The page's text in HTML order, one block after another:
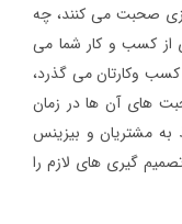
صحبت می کنند، چه
از کسب و کار شما می
کسب وکارتان می گذرد،
های آن ها در زمان
به مشتریان و بیزینس
گیری های لازم را